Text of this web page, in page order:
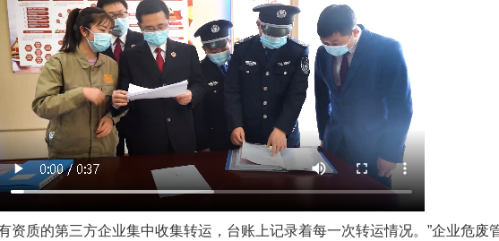
质的第三方企业集中收集转运，台账上记录着每一次转运情况。”企业危废